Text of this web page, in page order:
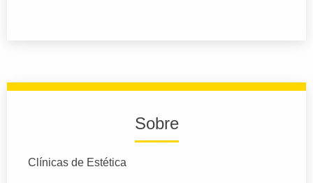
Sobre
Clínicas de Estética